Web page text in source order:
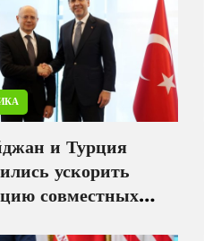
и Турция
ускорить
совместных